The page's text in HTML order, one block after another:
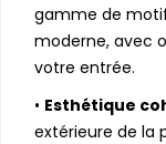
gamme de
moderne, avec
votre entrée.
• Esthétique
extérieure de la